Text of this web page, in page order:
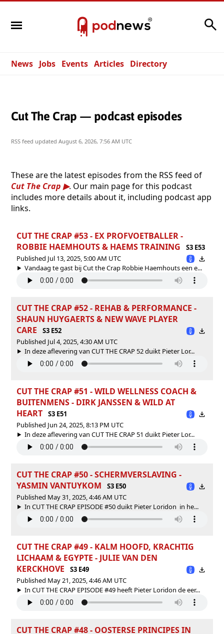
News Jobs Events Articles Directory
Cut The Crap — podcast episodes
RSS feed updated August 6, 2026, 7:56 AM UTC
These are the latest episodes from the RSS feed of
Cut The Crap
. Our main page for this podcast
includes more details about it, including podcast app
links.
CUT THE CRAP #53 - EX PROFVOETBALLER -
ROBBIE HAEMHOUTS & HAEMS TRAINING
S3 E53
Published Jul 13, 2025, 5:00 AM UTC
Vandaag te gast bij Cut the Crap Robbie Haemhouts een e...
CUT THE CRAP #52 - REHAB & PERFORMANCE -
SHAUN HUYGAERTS & NEW WAVE PLAYER
CARE
S3 E52
Published Jul 4, 2025, 4:30 AM UTC
In deze aflevering van CUT THE CRAP 52 duikt Pieter Lor...
CUT THE CRAP #51 - WILD WELLNESS COACH &
BUITENMENS - DIRK JANSSEN & WILD AT
HEART
S3 E51
Published Jun 24, 2025, 8:13 PM UTC
In deze aflevering van CUT THE CRAP 51 duikt Pieter Lor...
CUT THE CRAP #50 - SCHERMVERSLAVING -
YASMIN VANTUYKOM
S3 E50
Published May 31, 2025, 4:46 AM UTC
In CUT THE CRAP EPISODE #50 duikt Pieter Loridon in he...
CUT THE CRAP #49 - KALM HOOFD, KRACHTIG
LICHAAM & EGYPTE - JULIE VAN DEN
KERCKHOVE
S3 E49
Published May 21, 2025, 4:46 AM UTC
In CUT THE CRAP EPISODE #49 heeft Pieter Loridon de eer...
CUT THE CRAP #48 - OOSTERSE PRINCIPES IN